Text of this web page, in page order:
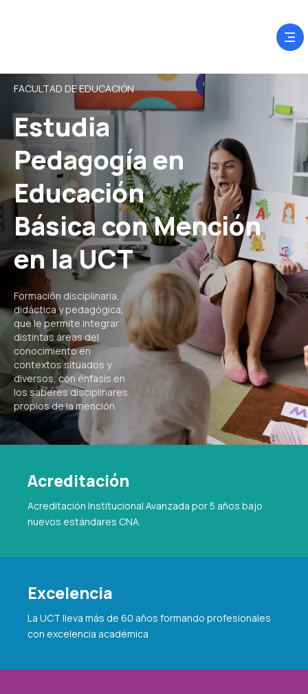
FACULTAD DE EDUCACIÓN
Estudia
Pedagogía en
Educación
Básica con Mención
en la UCT
Formación disciplinaria,
didáctica y pedagógica,
que le permite integrar
distintas áreas del
conocimiento en
contextos situados y
diversos, con énfasis en
los saberes disciplinares
propios de la mención.
Acreditación
Acreditación Institucional Avanzada por 5 años bajo
nuevos estándares CNA.
Excelencia
La UCT lleva más de 60 años formando profesionales
con excelencia académica